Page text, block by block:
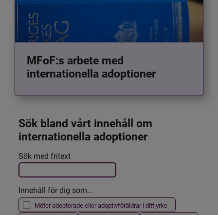
MFoF:s arbete med
internationella adoptioner
Sök bland vårt innehåll om
internationella adoptioner
Filtrera resultatet
Det här formuläret postas automatiskt
Sök med fritext
Innehåll för dig som...
Möter adopterade eller adoptivföräldrar i ditt yrke